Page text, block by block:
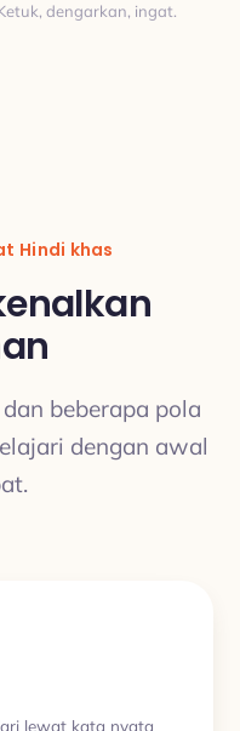
dengarkan, ingat.
Hindi khas
beberapa pola
dengan awal
lewat kata nyata